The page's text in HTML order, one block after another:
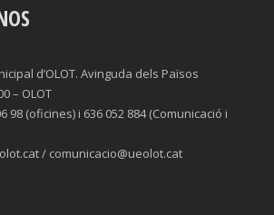
d’OLOT. Avinguda dels Països
– OLOT
98 (oficines) i 636 052 884 (Comunicació i
/ comunicacio@ueolot.cat